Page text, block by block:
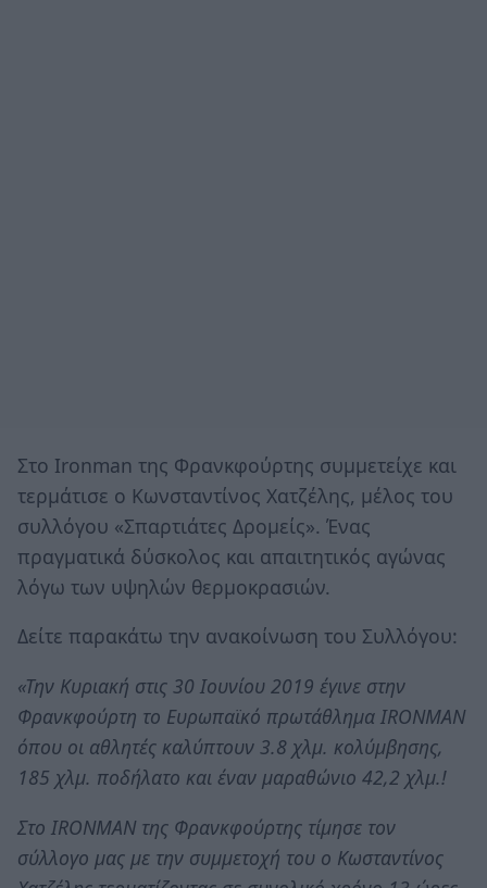
Στο Ironman της Φρανκφούρτης συμμετείχε και
τερμάτισε ο Κωνσταντίνος Χατζέλης, μέλος του
συλλόγου «Σπαρτιάτες Δρομείς». Ένας
πραγματικά δύσκολος και απαιτητικός αγώνας
λόγω των υψηλών θερμοκρασιών.
Δείτε παρακάτω την ανακοίνωση του Συλλόγου:
«Την Κυριακή στις 30 Ιουνίου 2019 έγινε στην
Φρανκφούρτη το Ευρωπαϊκό πρωτάθλημα IRONMAN
όπου οι αθλητές καλύπτουν 3.8 χλμ. κολύμβησης,
185 χλμ. ποδήλατο και έναν μαραθώνιο 42,2 χλμ.!
Στο IRONMAN της Φρανκφούρτης τίμησε τον
σύλλογο μας με την συμμετοχή του ο Κωσταντίνος